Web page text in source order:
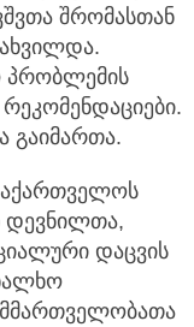
შრომასთან
პრობლემის
გაიმართა.
დევნილთა,
დაცვის